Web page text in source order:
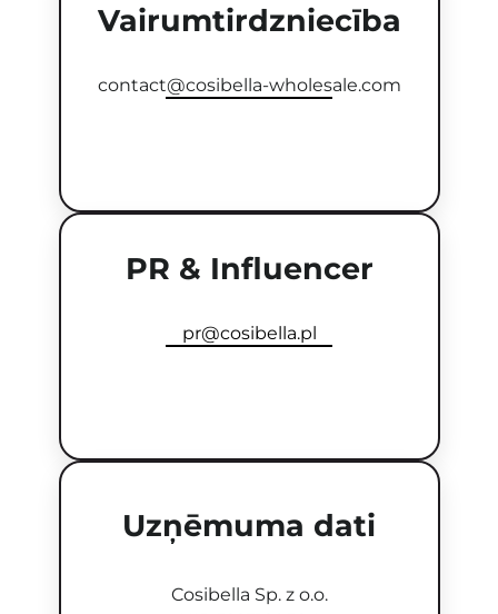
Vairumtirdzniecība
contact@cosibella-wholesale.com
PR & Influencer
pr@cosibella.pl
Uzņēmuma dati
Cosibella Sp. z o.o.